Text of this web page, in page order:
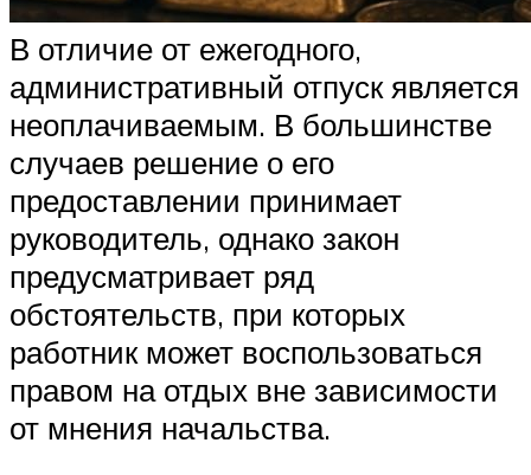
В отличие от ежегодного,
административный отпуск является
неоплачиваемым. В большинстве
случаев решение о его
предоставлении принимает
руководитель, однако закон
предусматривает ряд
обстоятельств, при которых
работник может воспользоваться
правом на отдых вне зависимости
от мнения начальства.